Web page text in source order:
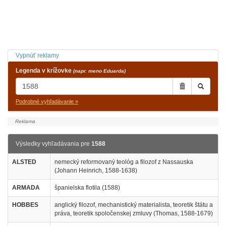
Vypnúť reklamy
Legenda v krížovke (napr. meno Eduarda)
Podrobné vyhľadávanie »
Výsledky vyhľadávania pre 1588
ALSTED
nemecký reformovaný teológ a filozof z Nassauska
(Johann Heinrich, 1588-1638)
ARMADA španielska flotila (1588)
HOBBES
anglický filozof, mechanistický materialista, teoretik štátu a
práva, teoretik spoločenskej zmluvy (Thomas, 1588-1679)